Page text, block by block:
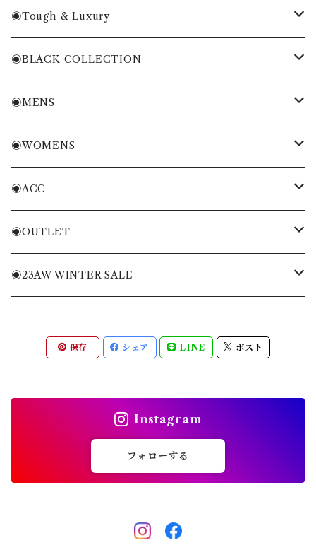
ACC
WOMENS
MENS
WOMENS
ACC
◉Tough & Luxury
・Cordura Eco Collection
・More Classical & Fashionable
◉BLACK COLLECTION
・VESSEL×ZOY
◉MENS
シャツ・ポロシャツ
Tシャツ・トレーナー
ニット・ニットベスト
ブルゾン・ジャケット
全てのアイテム
◉WOMENS
シャツ・ポロシャツ
Tシャツ・トレーナー
ニット・ニットベスト
パンツ・ショートパンツ
スカート・ワンピース
◉ACC
バッグ
キャディバッグ
キャップ・バイザー
ソックス
◉OUTLET
MENS APPAREL
◉23AW WINTER SALE
WOMENS
ACC
保存 シェア LINE ポスト
Instagram
フォローする